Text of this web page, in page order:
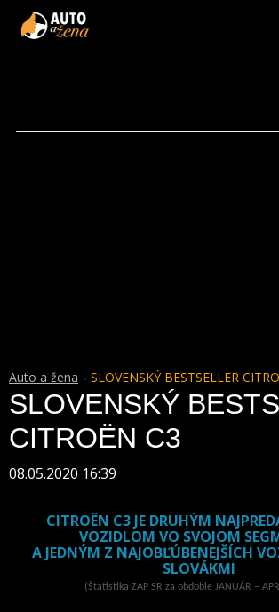
Auto a žena SLOVENSKÝ BESTSELLER
SLOVENSKÝ
CITROËN C3
08.05.2020 16:39
CITROËN C3 JE DRUHÝM
VOZIDLOM VO SVOJOM
A JEDNÝM Z NAJOBĽÚBENEJŠÍCH
SLOVÁKMI
(Štatistika ZAP SR za obdobie JANUÁR –